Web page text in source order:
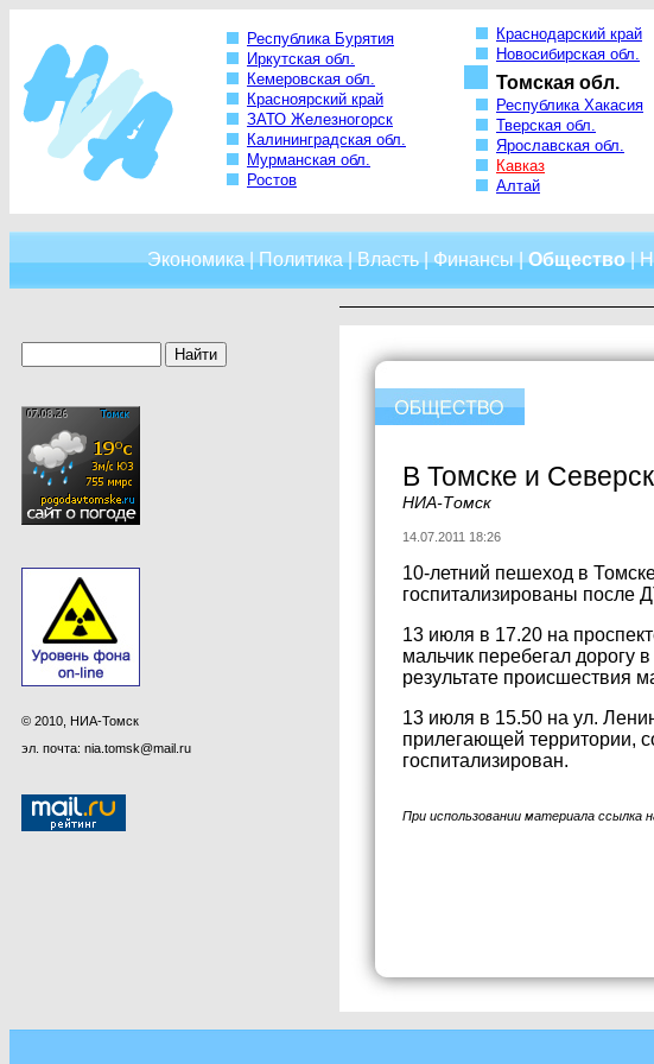
Республика Бурятия
Иркутская обл.
Кемеровская обл.
Красноярский край
ЗАТО Железногорск
Калининградская обл.
Мурманская обл.
Ростов
Краснодарский край
Новосибирская обл.
Томская обл.
Республика Хакасия
Тверская обл.
Ярославская обл.
Кавказ
Алтай
Экономика|Политика|Власть|Финансы|Общество|
© 2010, НИА-Томск
эл. почта: nia.tomsk@mail.ru
В Томске и
НИА-Томск
14.07.2011 18:26
10-летний пешеход в
госпитализированы
13 июля в 17.20 на
мальчик перебегал дорогу
результате происшествия
13 июля в 15.50 на ул.
прилегающей территории,
госпитализирован.
При использовании материала ссылка